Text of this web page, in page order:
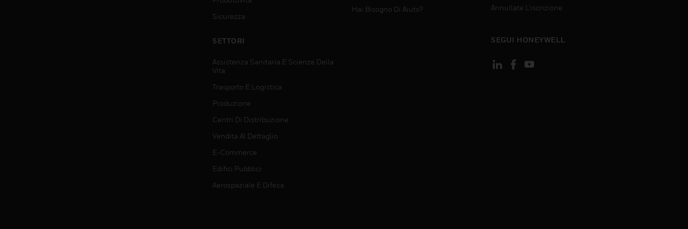
Sicurezza
SETTORI
Assistenza Sanitaria E Scienze Della
Vita
Trasporto E Logistica
Produzione
Centri Di Distribuzione
Vendita Al Dettaglio
E-Commerce
Edifici Pubblici
Aerospaziale E Difesa
Hai Bisogno Di Aiuto?
Annullate L’iscrizione
SEGUI HONEYWELL